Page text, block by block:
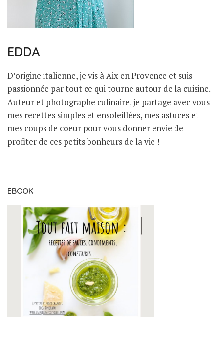
EDDA
D’origine italienne, je vis à Aix en Provence et suis
passionnée par tout ce qui tourne autour de la cuisine.
Auteur et photographe culinaire, je partage avec vous
mes recettes simples et ensoleillées, mes astuces et
mes coups de coeur pour vous donner envie de
profiter de ces petits bonheurs de la vie !
EBOOK